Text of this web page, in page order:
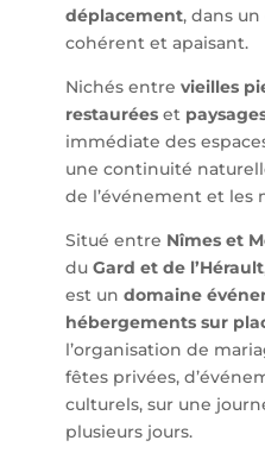
déplacement, dans
cohérent et apaisant.
Nichés entre vieilles
restaurées et
immédiate des
une continuité
de l’événement et les
Situé entre Nîmes et
du Gard et de l’Hérault
est un domaine
hébergements sur
l’organisation de
fêtes privées,
culturels, sur une
plusieurs jours.